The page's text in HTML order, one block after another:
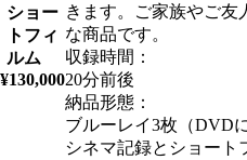
ショー
トフィ
ルム
¥130,000
きます。ご家族やご友
な商品です。
収録時間：
20分前後
納品形態：
ブルーレイ3枚（DVD
シネマ記録とショート